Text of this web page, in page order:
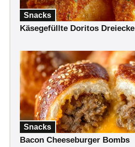
Snacks
Käsegefüllte Doritos Dreiecke
Snacks
Bacon Cheeseburger Bombs